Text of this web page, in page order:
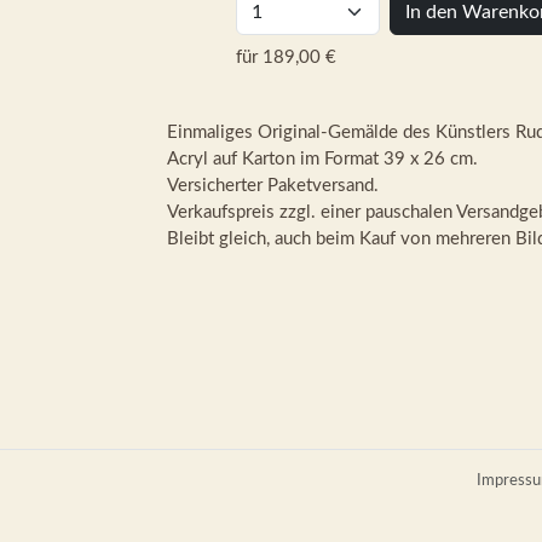
In den
für 189,00 €
Einmaliges Original-Gemälde des Künstlers
Acryl auf Karton im Format 39 x 26 cm.
Versicherter Paketversand.
Verkaufspreis zzgl. einer pauschalen
Bleibt gleich, auch beim Kauf von mehreren